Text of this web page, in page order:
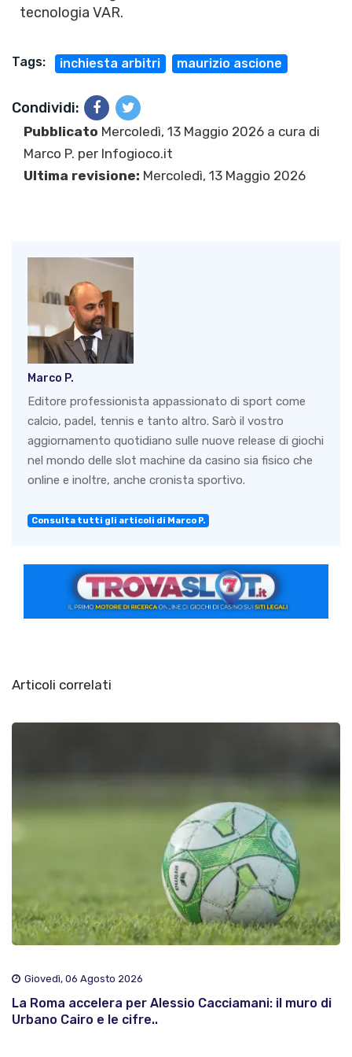
tecnologia VAR.
Tags: inchiesta arbitri maurizio ascione
Condividi:
Pubblicato Mercoledì, 13 Maggio 2026 a cura di
Marco P. per Infogioco.it
Ultima revisione: Mercoledì, 13 Maggio 2026
Marco P.
Editore professionista appassionato di sport come
calcio, padel, tennis e tanto altro. Sarò il vostro
aggiornamento quotidiano sulle nuove release di giochi
nel mondo delle slot machine da casino sia fisico che
online e inoltre, anche cronista sportivo.
Consulta tutti gli articoli di Marco P.
Articoli correlati
Giovedì, 06 Agosto 2026
La Roma accelera per Alessio Cacciamani: il muro di
Urbano Cairo e le cifre..